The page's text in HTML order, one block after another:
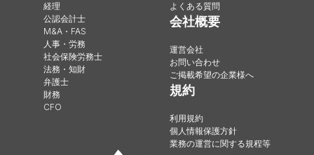
経理
公認会計士
M&A・FAS
人事・労務
社会保険労務士
法務・知財
弁護士
財務
CFO
よくある質問
会社概要
運営会社
お問い合わせ
ご掲載希望の企業様へ
規約
利用規約
個人情報保護方針
業務の運営に関する規程等